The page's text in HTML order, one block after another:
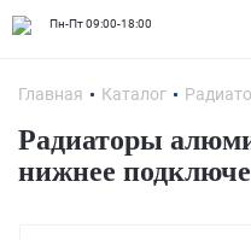
Пн-Пт 09:00-18:00
Главная Каталог
Радиаторы
нижнее